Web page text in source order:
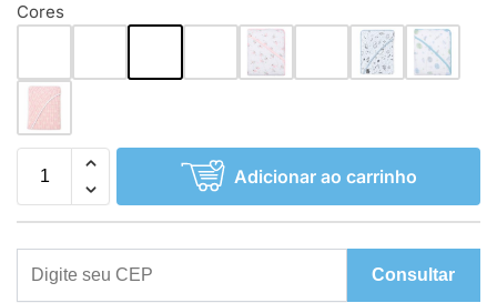
Cores
Adicionar ao carrinho
Consultar